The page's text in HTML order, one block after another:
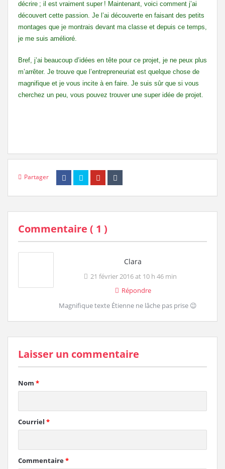
décrire ; il est vraiment super ! Maintenant, voici comment j’ai
découvert cette passion. Je l’ai découverte en faisant des petits
montages que je montrais devant ma classe et depuis ce temps,
je me suis amélioré.
Bref, j’ai beaucoup d’idées en tête pour ce projet, je ne peux plus
m’arrêter. Je trouve que l’entrepreneuriat est quelque chose de
magnifique et je vous incite à en faire. Je suis sûr que si vous
cherchez un peu, vous pouvez trouver une super idée de projet.
Partager
Commentaire ( 1 )
Clara
21 février 2016 at 10 h 46 min
Répondre
Magnifique texte Étienne ne lâche pas prise 😉
Laisser un commentaire
Nom *
Courriel *
Commentaire*